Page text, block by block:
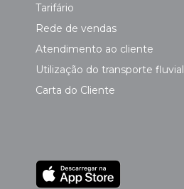
Tarifário
Rede de vendas
Atendimento ao cliente
Utilização do transporte fluvial
Carta do Cliente